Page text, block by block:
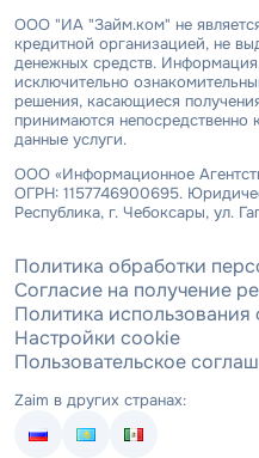
ООО "ИА "Займ.ком" не
кредитной организацией, не
денежных средств.
исключительно
решения, касающиеся
принимаются
данные услуги.
ООО «Информационное
ОГРН: 1157746900695.
Республика, г. Чебоксары, ул.
Политика обработки
Согласие на получение
Политика
Настройки cookie
Пользовательское
Zaim в других странах: